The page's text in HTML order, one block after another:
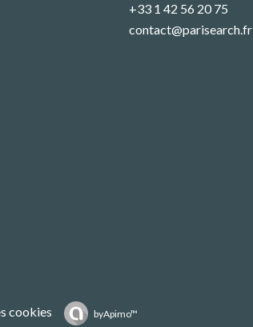
+33 1 42 56 20 75
contact@parisearch.fr
cookies byApimo™